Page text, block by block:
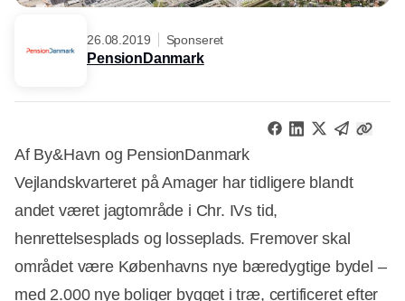
26.08.2019 Sponseret
PensionDanmark
Af By&Havn og PensionDanmark
Vejlandskvarteret på Amager har tidligere blandt
andet været jagtområde i Chr. IVs tid,
henrettelsesplads og losseplads. Fremover skal
området være Københavns nye bæredygtige bydel –
med 2.000 nye boliger bygget i træ, certificeret efter